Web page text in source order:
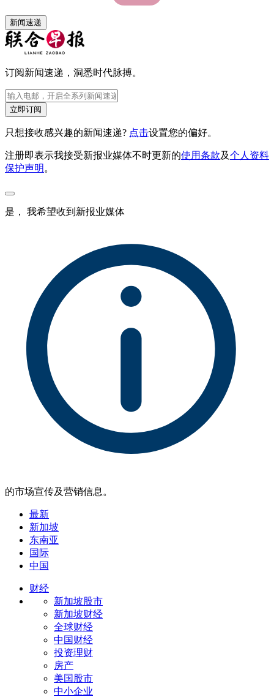
新闻速递
订阅新闻速递，洞悉时代脉搏。
立即订阅
只想接收感兴趣的新闻速递? 点击设置您的偏好。
注册即表示我接受新报业媒体不时更新的使用条款及个人资料
保护声明。
是， 我希望收到新报业媒体
的市场宣传及营销信息。
最新
新加坡
东南亚
国际
中国
财经
新加坡股市
新加坡财经
全球财经
中国财经
投资理财
房产
美国股市
中小企业